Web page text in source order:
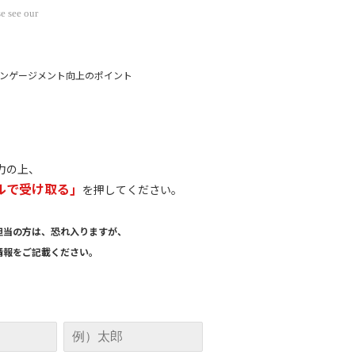
ゲージメント向上のポイント
上、
受け取る」 を押してください。
の方は、恐れ入りますが、
をご記載ください。
see our